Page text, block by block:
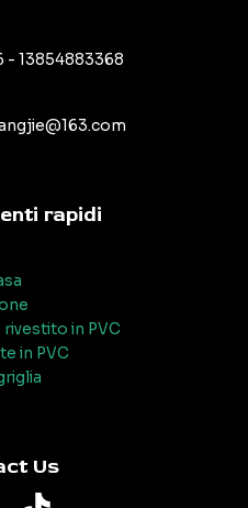
- 13854883368
rapidi
in PVC
in PVC
Us